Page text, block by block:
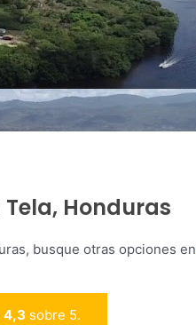
Honduras
busque otras opciones en
4,3 sobre 5.